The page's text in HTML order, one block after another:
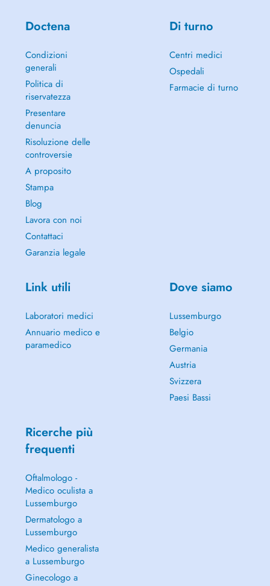
Doctena
Condizioni
generali
Politica di
riservatezza
Presentare
denuncia
Risoluzione delle
controversie
A proposito
Stampa
Blog
Lavora con noi
Contattaci
Garanzia legale
Di turno
Centri medici
Ospedali
Farmacie di turno
Link utili
Laboratori medici
Annuario medico e
paramedico
Dove siamo
Lussemburgo
Belgio
Germania
Austria
Svizzera
Paesi Bassi
Ricerche più
frequenti
Oftalmologo -
Medico oculista a
Lussemburgo
Dermatologo a
Lussemburgo
Medico generalista
a Lussemburgo
Ginecologo a